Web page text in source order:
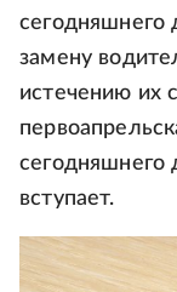
сегодняшнего
замену
истечению их
сегодняшнего
вступает.